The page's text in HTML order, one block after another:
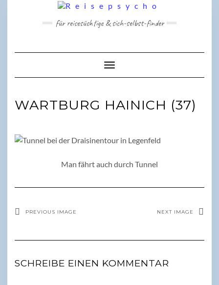
für reisesüchtige & sich-selbst-finder
Toggle Navigation
WARTBURG HAINICH (37)
Man fährt auch durch Tunnel
PREVIOUS IMAGE NEXT IMAGE
SCHREIBE EINEN KOMMENTAR